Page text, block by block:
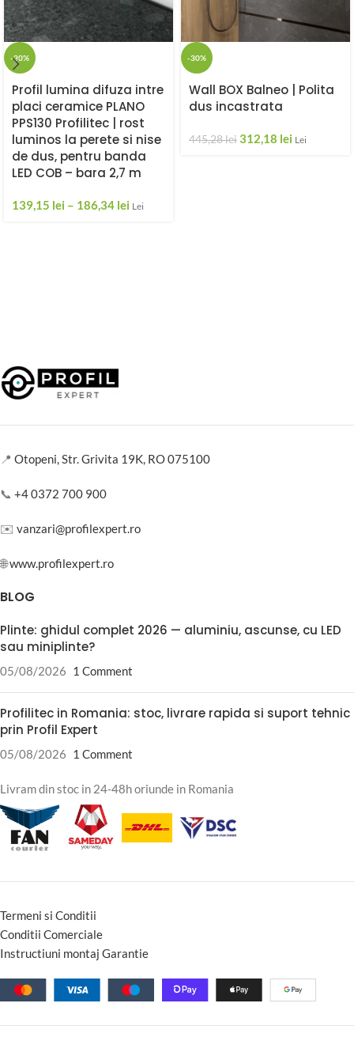
-30%
Profil lumina difuza intre
placi ceramice PLANO
PPS130 Profilitec | rost
luminos la perete si nise
de dus, pentru banda
LED COB – bara 2,7 m
139,15 lei – 186,34 lei Lei
-30%
Wall BOX Balneo | Polita
dus incastrata
445,28lei312,18 lei Lei
📍 Otopeni, Str. Grivita 19K, RO 075100
📞 +4 0372 700 900
✉️ vanzari@profilexpert.ro
🌐www.profilexpert.ro
BLOG
Plinte: ghidul complet 2026 — aluminiu, ascunse, cu LED
sau miniplinte?
05/08/2026 1 Comment
Profilitec in Romania: stoc, livrare rapida si suport tehnic
prin Profil Expert
05/08/2026 1 Comment
Livram din stoc in 24-48h oriunde in Romania
Termeni si Conditii
Conditii Comerciale
Instructiuni montaj Garantie